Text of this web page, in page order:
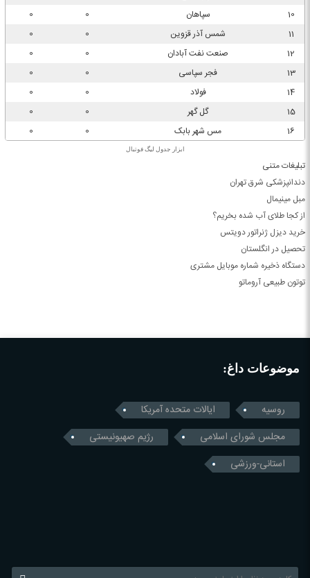
ابزار جدول لیگ فوتبال
تبلیغات متنی
دندانپزشکی شرق تهران
مبل مینیمال
از کجا طلای آب شده بخریم؟
خرید دیزل ژنراتور دویتس
تحصیل در انگلستان
دستگاه ذخیره شماره موبایل مشتری
توتون طبیعی آروماتو
موضوعات داغ:
روسیه
ایالات متحده آمریکا
مجلس شورای اسلامی
رژیم صهیونیستی
استانی-ورزشی